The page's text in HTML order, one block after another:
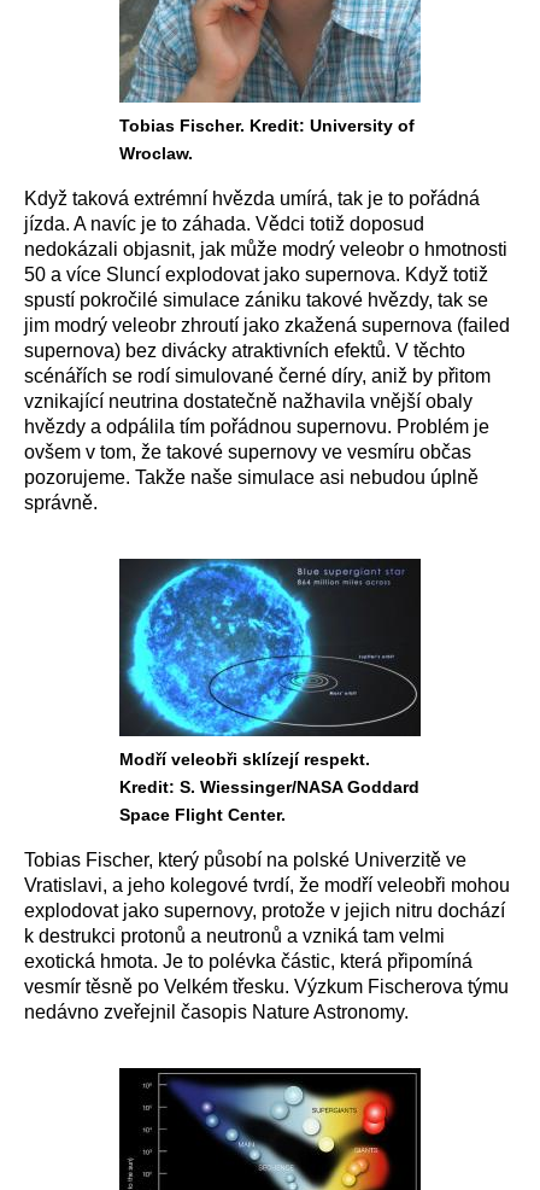
Tobias Fischer. Kredit: University of
Wroclaw.
Když taková extrémní hvězda umírá, tak je to pořádná
jízda. A navíc je to záhada. Vědci totiž doposud
nedokázali objasnit, jak může modrý veleobr o hmotnosti
50 a více Sluncí explodovat jako supernova. Když totiž
spustí pokročilé simulace zániku takové hvězdy, tak se
jim modrý veleobr zhroutí jako zkažená supernova (failed
supernova) bez divácky atraktivních efektů. V těchto
scénářích se rodí simulované černé díry, aniž by přitom
vznikající neutrina dostatečně nažhavila vnější obaly
hvězdy a odpálila tím pořádnou supernovu. Problém je
ovšem v tom, že takové supernovy ve vesmíru občas
pozorujeme. Takže naše simulace asi nebudou úplně
správně.
Modří veleobři sklízejí respekt.
Kredit: S. Wiessinger/NASA Goddard
Space Flight Center.
Tobias Fischer, který působí na polské Univerzitě ve
Vratislavi, a jeho kolegové tvrdí, že modří veleobři mohou
explodovat jako supernovy, protože v jejich nitru dochází
k destrukci protonů a neutronů a vzniká tam velmi
exotická hmota. Je to polévka částic, která připomíná
vesmír těsně po Velkém třesku. Výzkum Fischerova týmu
nedávno zveřejnil časopis Nature Astronomy.